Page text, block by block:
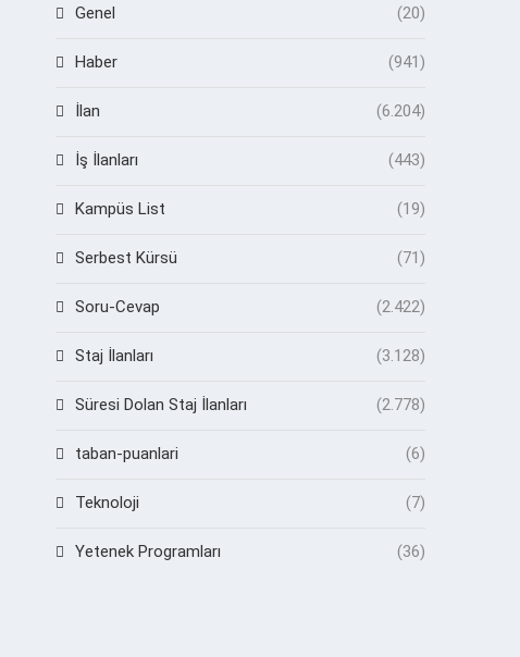
Genel (20)
Haber (941)
İlan (6.204)
İş İlanları (443)
Kampüs List (19)
Serbest Kürsü (71)
Soru-Cevap (2.422)
Staj İlanları (3.128)
Süresi Dolan Staj İlanları (2.778)
taban-puanlari (6)
Teknoloji (7)
Yetenek Programları (36)